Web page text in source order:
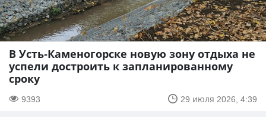
В Усть-Каменогорске новую зону отдыха не
успели достроить к запланированному
сроку
9393 29 июля 2026, 4:39